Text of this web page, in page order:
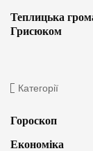
Теплицька
Грисюком
Категорії
Гороскоп
Економіка